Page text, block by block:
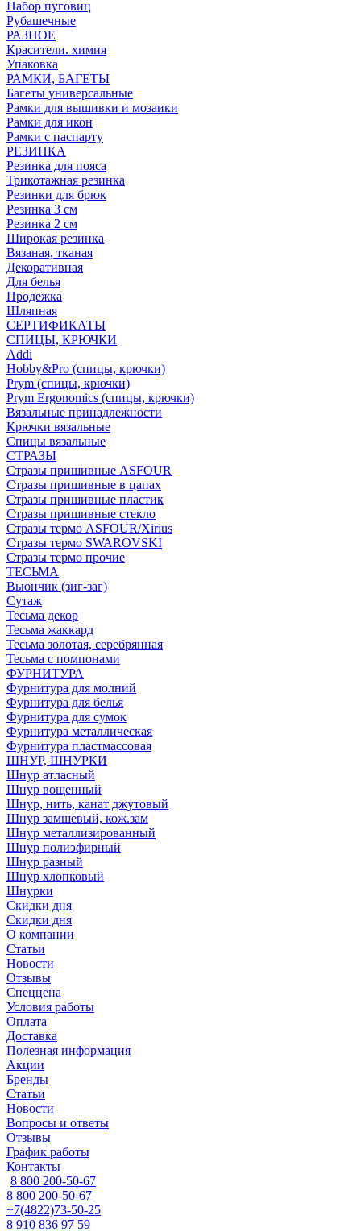
Набор пуговиц
Рубашечные
РАЗНОЕ
Красители. химия
Упаковка
РАМКИ, БАГЕТЫ
Багеты универсальные
Рамки для вышивки и мозаики
Рамки для икон
Рамки с паспарту
РЕЗИНКА
Резинка для пояса
Трикотажная резинка
Резинки для брюк
Резинка 3 см
Резинка 2 см
Широкая резинка
Вязаная, тканая
Декоративная
Для белья
Продежка
Шляпная
СЕРТИФИКАТЫ
СПИЦЫ, КРЮЧКИ
Addi
Hobby&Pro (спицы, крючки)
Prym (спицы, крючки)
Prym Ergonomics (спицы, крючки)
Вязальные принадлежности
Крючки вязальные
Спицы вязальные
СТРАЗЫ
Стразы пришивные ASFOUR
Стразы пришивные в цапах
Стразы пришивные пластик
Стразы пришивные стекло
Стразы термо ASFOUR/Xirius
Стразы термо SWAROVSKI
Стразы термо прочие
ТЕСЬМА
Вьюнчик (зиг-заг)
Сутаж
Тесьма декор
Тесьма жаккард
Тесьма золотая, серебрянная
Тесьма с помпонами
ФУРНИТУРА
Фурнитура для молний
Фурнитура для белья
Фурнитура для сумок
Фурнитура металлическая
Фурнитура пластмассовая
ШНУР, ШНУРКИ
Шнур атласный
Шнур вощенный
Шнур, нить, канат джутовый
Шнур замшевый, кож.зам
Шнур металлизированный
Шнур полиэфирный
Шнур разный
Шнур хлопковый
Шнурки
Скидки дня
Скидки дня
О компании
Статьи
Новости
Отзывы
Спеццена
Условия работы
Оплата
Доставка
Полезная информация
Акции
Бренды
Статьи
Новости
Вопросы и ответы
Отзывы
График работы
Контакты
8 800 200-50-67
8 800 200-50-67
+7(4822)73-50-25
8 910 836 97 59